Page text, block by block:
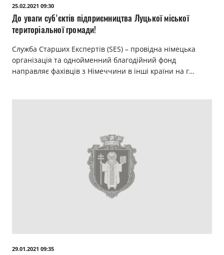
25.02.2021 09:30
До уваги суб’єктів підприємництва Луцької міської
територіальної громади!
Служба Старших Експертів (SES) – провідна німецька
організація та однойменний благодійний фонд
направляє фахівців з Німеччини в інші країни на г…
29.01.2021 09:35